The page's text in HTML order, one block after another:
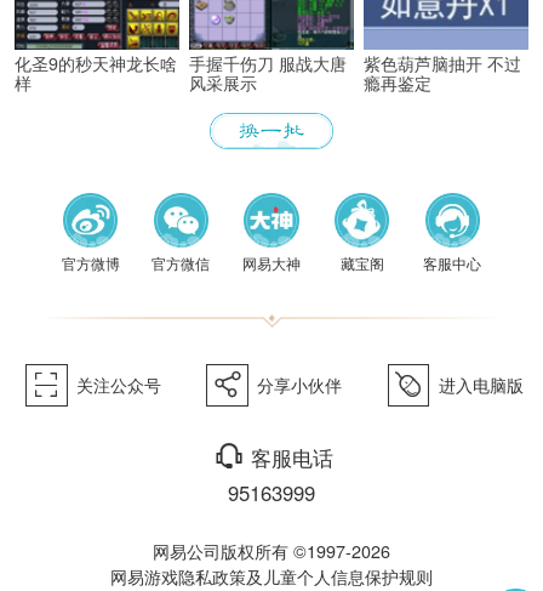
化圣9的秒天神龙长啥
样
手握千伤刀 服战大唐
风采展示
紫色葫芦脑抽开 不过
瘾再鉴定
《梦幻
西游》
官方微博 官方微信 网易大神 藏宝阁 客服中心
򰀁 关注公众号 򰀂 分享小伙伴 򰀄 进入电脑版
򰀃 客服电话
95163999
网易公司版权所有 ©1997-2026
网易游戏隐私政策及儿童个人信息保护规则